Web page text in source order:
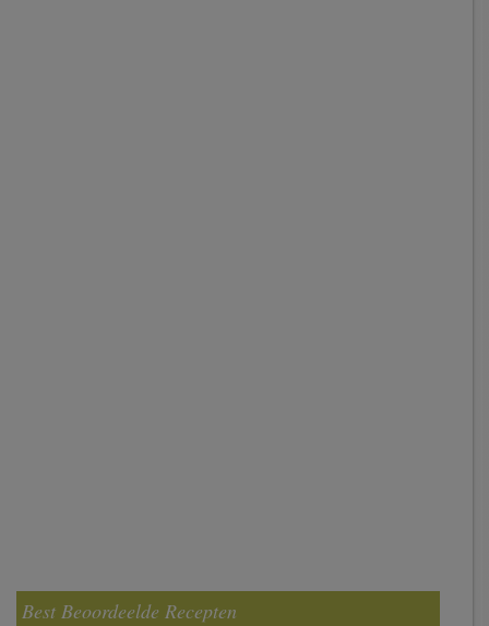
Best Beoordeelde Recepten